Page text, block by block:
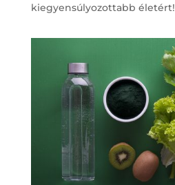
kiegyensúlyozottabb életért!